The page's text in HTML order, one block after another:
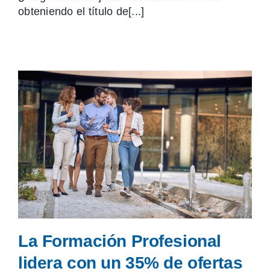
obteniendo el título de[...]
La Formación Profesional
lidera con un 35% de ofertas